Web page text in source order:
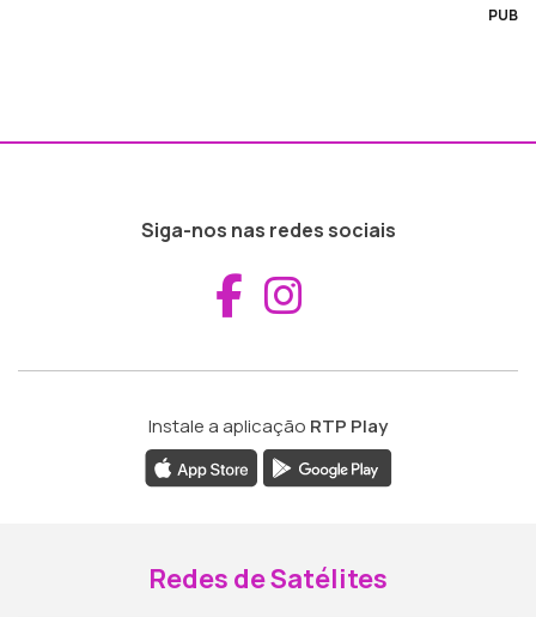
PUB
Siga-nos nas redes sociais
Aceder ao
Instale a aplicação RTP Play
Redes de Satélites